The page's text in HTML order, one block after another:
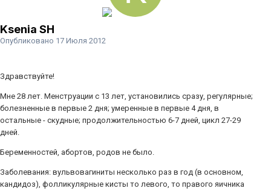
Ksenia SH
Опубликовано 17 Июля 2012
Здравствуйте!
Мне 28 лет. Менструации с 13 лет, установились сразу, регулярные;
болезненные в первые 2 дня; умеренные в первые 4 дня, в
остальные - скудные; продолжительностью 6-7 дней, цикл 27-29
дней.
Беременностей, абортов, родов не было.
Заболевания: вульвовагиниты несколько раз в год (в основном,
кандидоз), фолликулярные кисты то левого, то правого яичника